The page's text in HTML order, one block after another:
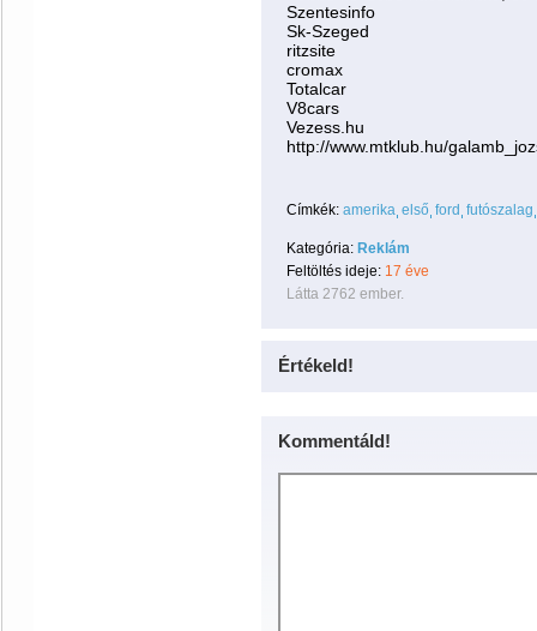
Szentesinfo
Sk-Szeged
ritzsite
cromax
Totalcar
V8cars
Vezess.hu
http://www.mtklub.hu/
Címkék: amerika első ford futószalag
Kategória: Reklám
Feltöltés ideje: 17 éve
Látta 2762 ember.
Értékeld!
Kommentáld!